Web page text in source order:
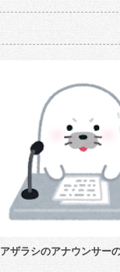
アザラシのアナウンサー